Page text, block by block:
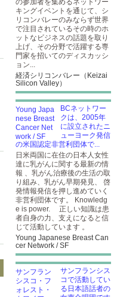
の参加者を集めるネットワー
キングイベントを通じて、シ
リコンバレーのみならず世界
で注目されているその時のホ
ットなビジネスの話題を取り
上げ、その分野で活躍する専
門家を招いてのディスカッシ
ョン...
経済シリコンバレー（Keizai
Silicon Valley）
BCネットワー
クは、2005年
に設立されたニ
ューヨーク発信
の米国認定非営利団体で...
日米両国に在住の日本人女性
達に乳がんに関する最新の情
報 、乳がん治療後の生活の取
り組み、乳がん早期発見、 啓
発情報発信を押し進めていく
非営利団体です。 Knowledg
e is power. 正しい知識は患
者自身の力、支えになると信
じて活動しています 。
Young Japanese Breast Can
cer Network / SF
サンフランシス
コで活動してい
る日本語話者の